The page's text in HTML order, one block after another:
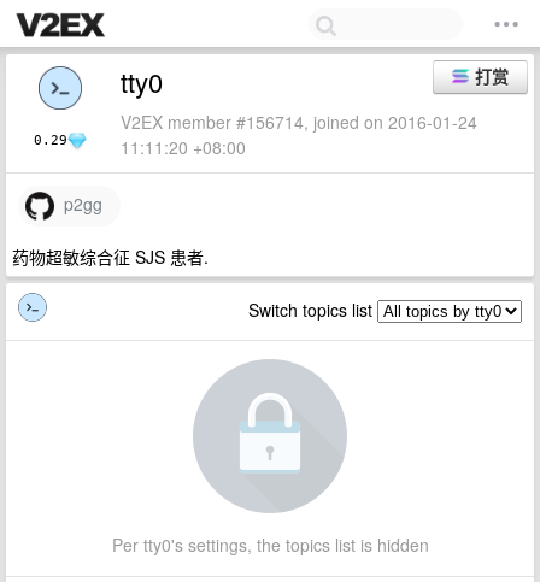
0.29
打赏
tty0
V2EX member #156714, joined on 2016-01-24
11:11:20 +08:00
p2gg
药物超敏综合征 SJS 患者.
Switch topics list
Per tty0's settings, the topics list is hidden